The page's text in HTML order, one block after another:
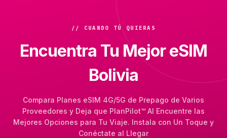
// CUANDO TÚ QUIERAS
Encuentra Tu Mejor eSIM
Bolivia
Compara Planes eSIM 4G/5G de Prepago de Varios
Proveedores y Deja que PlanPilot™ AI Encuentre las
Mejores Opciones para Tu Viaje. Instala con Un Toque y
Conéctate al Llegar